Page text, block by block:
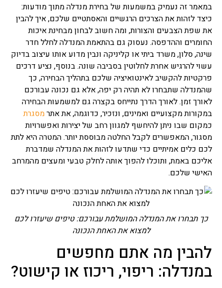
נפטר ובעקבות כך יש חשש
להמשך החזר ההלוואה.
מחשבון משכנתא
אתם בהליך של קניית נכס
נדלן בין אם זה דירה לכם או
משרד לעסק שלכם, לידיעתכם
הסכום שאתם לווים הוא לא
הסכום שבסופו יוחזר לאחר
תקופה מסוימת, משכנתא
מחשבון שכזה מאפשר לכם
לחשב בכל צורה את ההחזרים
הצפויים, כמה בסופו של דבר
יהיה הסכום הכולל בגמר הליך
תשלומי המשכנתא, כל נושא
חישובי ריבית קרן, הצמדות
הליך התשלומים.
מחזור משכנתא
רובנו בעת הבעת עניין ברכישת
בגובה מסוים מהסיבה בדרך
כלל שאין בידנו את כל הסכום
בעבור הנכס הרצוי, לעתים
בעוד אנו גרים בדירה שנרכשה
במאמר זה נעמיק במשמעות של בחירת מנדלה מתוך מודעות:
כיצד לזהות את הצרכים הרגשיים והאסתטיים שלכם, איך להבין
את שפת הצבעים והצורות, ומה חשוב לבחון מבחינת איכות
החומרים וההדפסה. נעסוק גם בהתאמת המנדלה לחלל חדר
שינה, סלון, משרד ביתי או קליניקה ונבין מדוע אותו עיצוב בדיוק
עשוי להרגיש אחרת לחלוטין בסביבה שונה. בנוסף, נציע דרכים
פרקטיות להקשיב לאינטואיציה שלכם בתהליך הבחירה, כך
שהמנדלה שתבחרו לא תהיה רק יפה, אלא גם נכונה עבורכם
לאורך זמן. לאורך הדרך נתייחס בקצרה גם למשמעות הבחירה
במקורות מקצועיים ואמינים, ונזכיר, כדוגמה, את אתרמסגרת
כמקום שבו ניתן להיחשף למגוון רחב של יצירות ואפשרויות
מסגור, המאפשרים לקבל החלטה מבוססת יותר. המטרה היא לתת
לכם כלים אמיתיים כדי שתדעו לזהות את המנדלה שמדברת
אליכם באמת, ותוכלו להפוך אותה לחלק טבעי ומעצים מהמרחב
האישי שלכם.
כך תבחרו את המנדלה המושלמת עבורכם: טיפים שיעזרו לכם
למצוא את האחת הנכונה
להבין מה אתם מחפשים
במנדלה: ריפוי, ריכוז או קישוט?